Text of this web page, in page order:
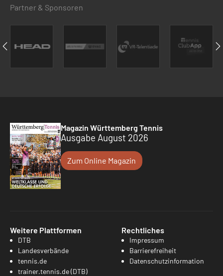
Partner & Sponsoren
Magazin Württemberg Tennis
Ausgabe August 2026
Zum Online Magazin
Weitere Plattformen
DTB
Landesverbände
tennis.de
trainer.tennis.de (DTB)
Rechtliches
Impressum
Barrierefreiheit
Datenschutzinformation